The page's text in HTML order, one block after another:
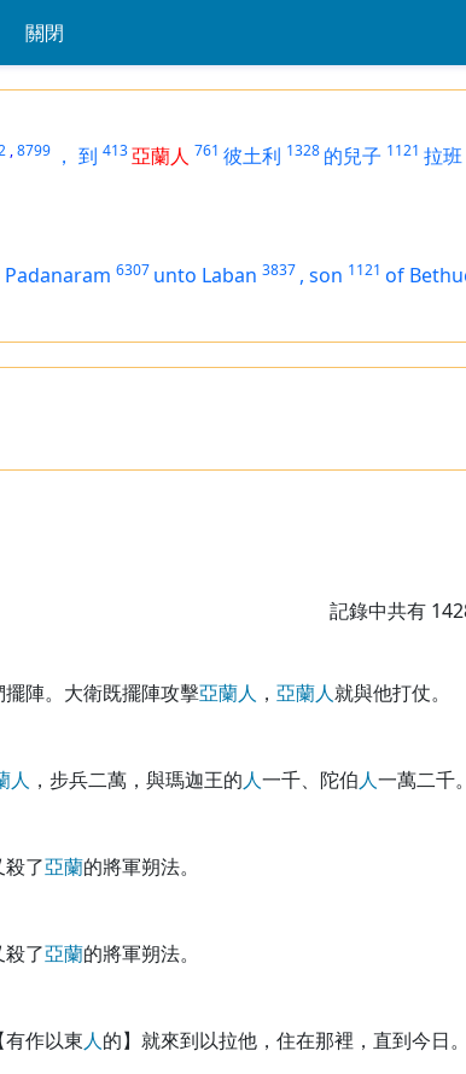
關閉
,8799 ， 到 413亞蘭人 761 彼土利 1328 的兒子 1121 拉班
6307 unto Laban 3837 , son 1121 of
記錄中共有
陣。大衛既擺陣攻擊亞蘭人 ， 亞蘭人就與他打仗。
人 ，步兵二萬，與瑪迦王的人一千、陀伯人一萬二千。
殺了亞蘭的將軍朔法。
殺了亞蘭的將軍朔法。
【有作以東人的】就來到以拉他，住在那裡，直到今日。